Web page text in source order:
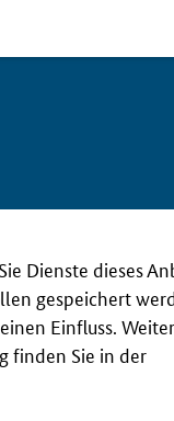
Dienste dieses
gespeichert
Einfluss.
finden Sie in der